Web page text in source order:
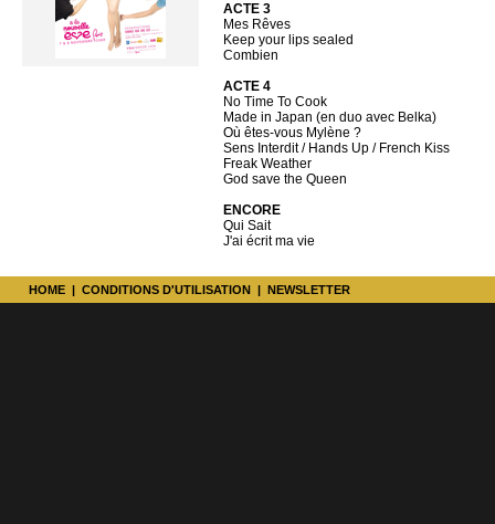
ACTE 3
Mes Rêves
Keep your lips sealed
Combien
ACTE 4
No Time To Cook
Made in Japan (en duo avec Belka)
Où êtes-vous Mylène ?
Sens Interdit / Hands Up / French Kiss
Freak Weather
God save the Queen
ENCORE
Qui Sait
J'ai écrit ma vie
HOME | CONDITIONS D'UTILISATION | NEWSLETTER